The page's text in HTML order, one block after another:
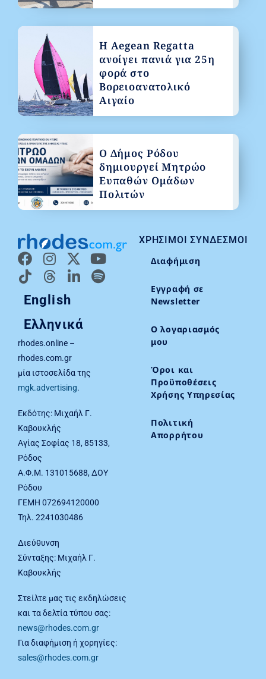
English
Ελληνικά
rhodes.online –
rhodes.com.gr
μία ιστοσελίδα της
mgk.advertising.
Εκδότης: Μιχαήλ Γ.
Καβουκλής
Αγίας Σοφίας 18, 85133,
Ρόδος
Α.Φ.Μ. 131015688, ΔΟΥ
Ρόδου
ΓΕΜΗ 072694120000
Τηλ. 2241030486
Διεύθυνση
Σύνταξης: Μιχαήλ Γ.
Καβουκλής
Στείλτε μας τις εκδηλώσεις
και τα δελτία τύπου σας:
news@rhodes.com.gr
Για διαφήμιση ή χορηγίες:
sales@rhodes.com.gr
ΧΡΉΣΙΜΟΙ ΣΎΝΔΕΣΜΟΙ
Διαφήμιση
Εγγραφή σε
Newsletter
Ο λογαριασμός
μου
Όροι και
Προϋποθέσεις
Χρήσης Υπηρεσίας
Πολιτική
Απορρήτου
Η Aegean Regatta
ανοίγει πανιά για 25η
φορά στο
Βορειοανατολικό
Αιγαίο
Ο Δήμος Ρόδου
δημιουργεί Μητρώο
Ευπαθών Ομάδων
Πολιτών